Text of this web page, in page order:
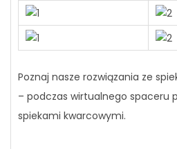
Poznaj nasze rozwiązania ze
– podczas wirtualnego spaceru
spiekami kwarcowymi.